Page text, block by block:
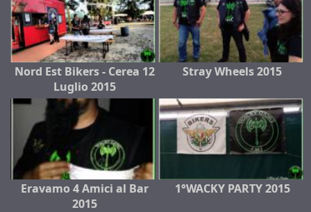
Nord Est Bikers - Cerea 12
Luglio 2015
Stray Wheels 2015
Eravamo 4 Amici al Bar
2015
1°WACKY PARTY 2015